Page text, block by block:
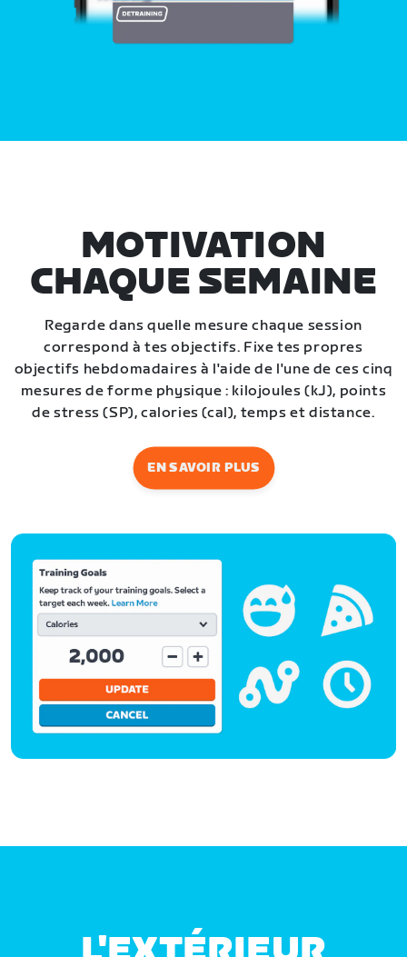
MOTIVATION
CHAQUE SEMAINE
Regarde dans quelle mesure chaque session
correspond à tes objectifs. Fixe tes propres
objectifs hebdomadaires à l'aide de l'une de ces cinq
mesures de forme physique : kilojoules (kJ), points
de stress (SP), calories (cal), temps et distance.
EN SAVOIR PLUS